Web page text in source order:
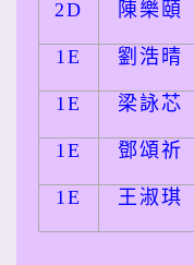
2D 陳樂頤
1E 劉浩晴
1E 梁詠芯
1E 鄧頌祈
1E 王淑琪